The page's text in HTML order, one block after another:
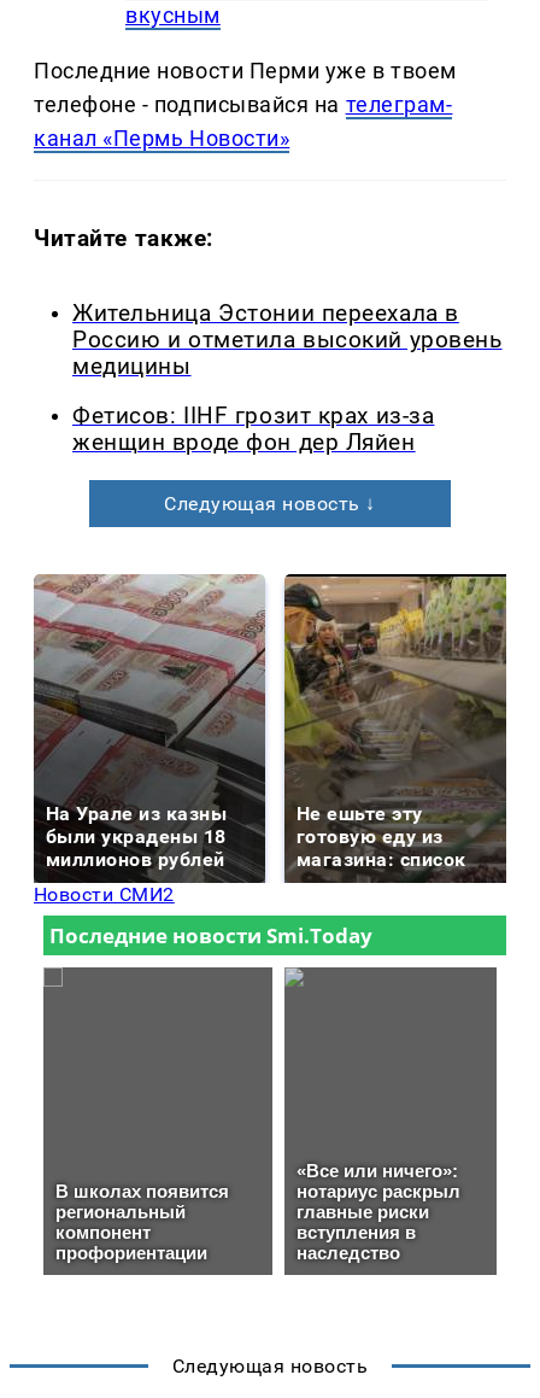
вкусным
Последние новости Перми уже в твоем
телефоне - подписывайся на телеграм-
канал «Пермь Новости»
Читайте также:
Жительница Эстонии переехала в
Россию и отметила высокий уровень
медицины
Фетисов: IIHF грозит крах из-за
женщин вроде фон дер Ляйен
Следующая новость ↓
На Урале из казны
были украдены 18
миллионов рублей
Не ешьте эту
готовую еду из
магазина: список
Новости СМИ2
Следующая новость